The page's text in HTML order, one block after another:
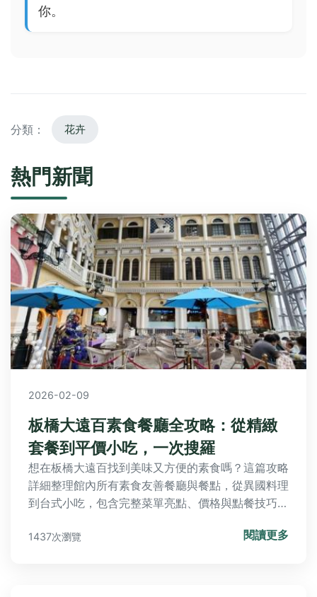
你。
分類： 花卉
熱門新聞
2026-02-09
板橋大遠百素食餐廳全攻略：從精緻
套餐到平價小吃，一次搜羅
想在板橋大遠百找到美味又方便的素食嗎？這篇攻略
詳細整理館內所有素食友善餐廳與餐點，從異國料理
到台式小吃，包含完整菜單亮點、價格與點餐技巧，
1437次瀏覽 閱讀更多